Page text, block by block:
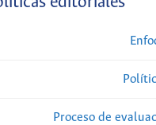
Proceso de